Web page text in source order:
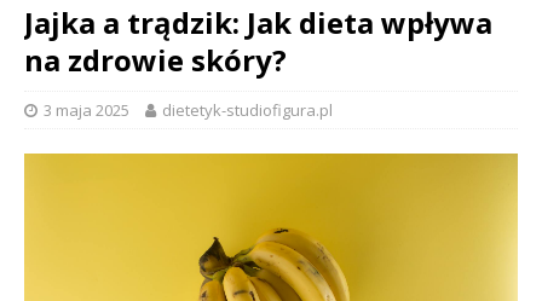
Jajka a trądzik: Jak dieta wpływa
na zdrowie skóry?
3 maja 2025 dietetyk-studiofigura.pl